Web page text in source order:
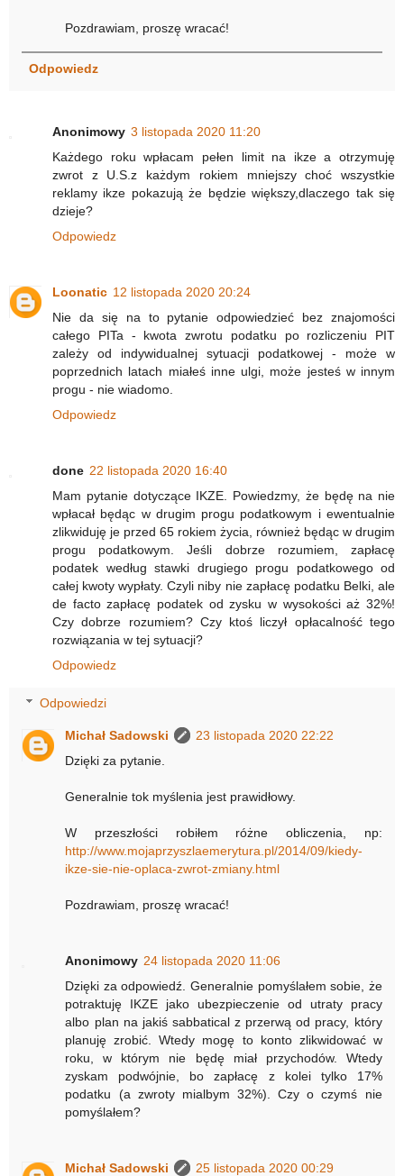
Pozdrawiam, proszę wracać!
Odpowiedz
Anonimowy 3 listopada 2020 11:20
Każdego roku wpłacam pełen limit na ikze a otrzymuję
zwrot z U.S.z każdym rokiem mniejszy choć wszystkie
reklamy ikze pokazują że będzie większy,dlaczego tak się
dzieje?
Odpowiedz
Loonatic 12 listopada 2020 20:24
Nie da się na to pytanie odpowiedzieć bez znajomości
całego PITa - kwota zwrotu podatku po rozliczeniu PIT
zależy od indywidualnej sytuacji podatkowej - może w
poprzednich latach miałeś inne ulgi, może jesteś w innym
progu - nie wiadomo.
Odpowiedz
done 22 listopada 2020 16:40
Mam pytanie dotyczące IKZE. Powiedzmy, że będę na nie
wpłacał będąc w drugim progu podatkowym i ewentualnie
zlikwiduję je przed 65 rokiem życia, również będąc w drugim
progu podatkowym. Jeśli dobrze rozumiem, zapłacę
podatek według stawki drugiego progu podatkowego od
całej kwoty wypłaty. Czyli niby nie zapłacę podatku Belki, ale
de facto zapłacę podatek od zysku w wysokości aż 32%!
Czy dobrze rozumiem? Czy ktoś liczył opłacalność tego
rozwiązania w tej sytuacji?
Odpowiedz
Odpowiedzi
Michał Sadowski
23 listopada 2020 22:22
Dzięki za pytanie.
Generalnie tok myślenia jest prawidłowy.
W przeszłości robiłem różne obliczenia, np:
http://www.mojaprzyszlaemerytura.pl/2014/09/kiedy-
ikze-sie-nie-oplaca-zwrot-zmiany.html
Pozdrawiam, proszę wracać!
Anonimowy 24 listopada 2020 11:06
Dzięki za odpowiedź. Generalnie pomyślałem sobie, że
potraktuję IKZE jako ubezpieczenie od utraty pracy
albo plan na jakiś sabbatical z przerwą od pracy, który
planuję zrobić. Wtedy mogę to konto zlikwidować w
roku, w którym nie będę miał przychodów. Wtedy
zyskam podwójnie, bo zapłacę z kolei tylko 17%
podatku (a zwroty mialbym 32%). Czy o czymś nie
pomyślałem?
Michał Sadowski
25 listopada 2020 00:29